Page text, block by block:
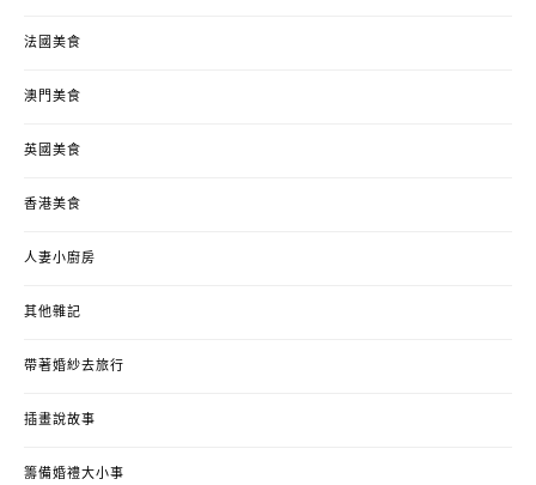
法國美食
澳門美食
英國美食
香港美食
人妻小廚房
其他雜記
帶著婚紗去旅行
插畫說故事
籌備婚禮大小事